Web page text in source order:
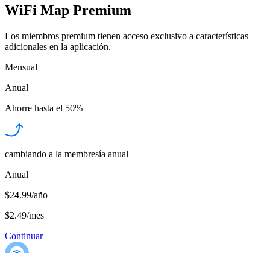
WiFi Map Premium
Los miembros premium tienen acceso exclusivo a características
adicionales en la aplicación.
Mensual
Anual
Ahorre hasta el 50%
cambiando a la membresía anual
Anual
$24.99/año
$2.49/mes
Continuar